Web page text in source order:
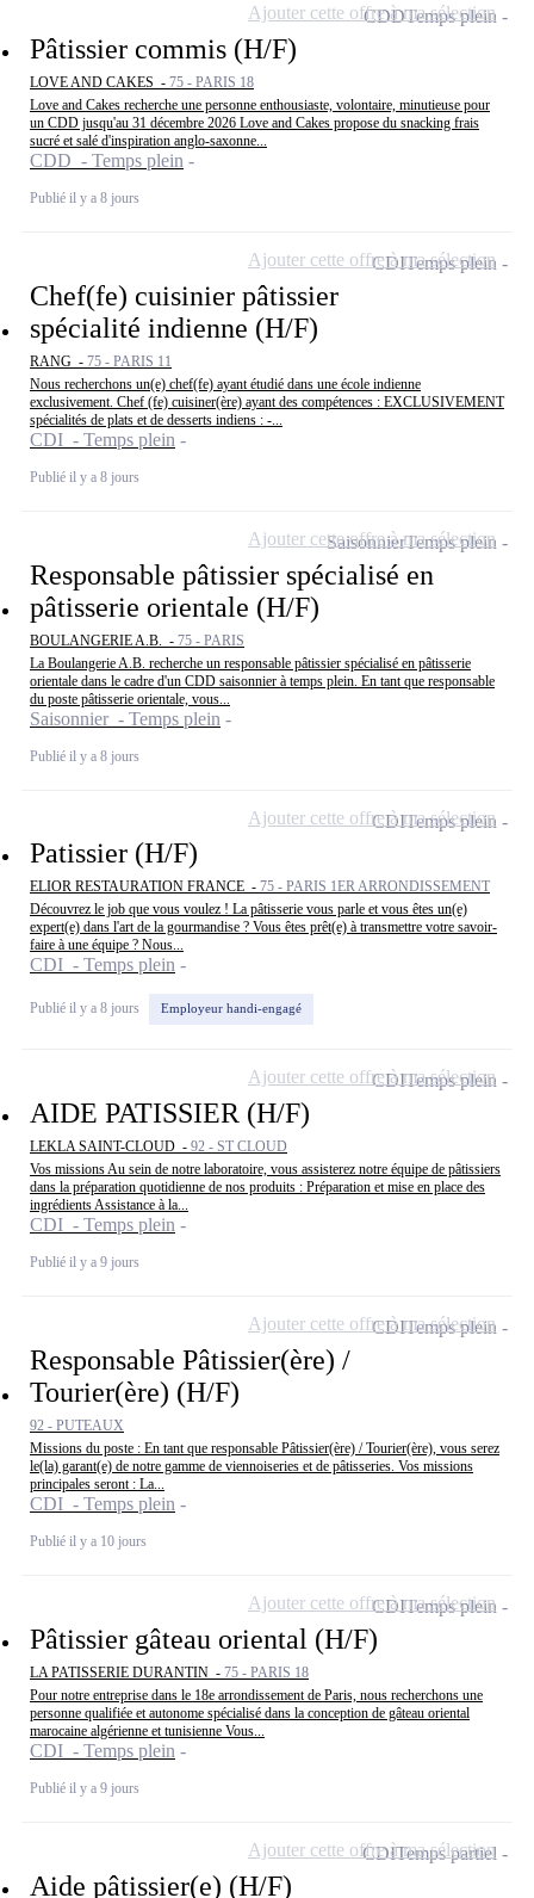
Pâtissier commis (H/F)
LOVE AND CAKES - 75 - PARIS 18
Love and Cakes recherche une personne enthousiaste, volontaire, minutieuse pour
un CDD jusqu'au 31 décembre 2026 Love and Cakes propose du snacking frais
sucré et salé d'inspiration anglo-saxonne...
CDD - Temps plein
Publié il y a 8 jours
CDDTemps plein
Ajouter cette offre à ma sélection
Chef(fe) cuisinier pâtissier
spécialité indienne (H/F)
RANG - 75 - PARIS 11
Nous recherchons un(e) chef(fe) ayant étudié dans une école indienne
exclusivement. Chef (fe) cuisiner(ère) ayant des compétences : EXCLUSIVEMENT
spécialités de plats et de desserts indiens : -...
CDI - Temps plein
Publié il y a 8 jours
CDITemps plein
Ajouter cette offre à ma sélection
Responsable pâtissier spécialisé en
pâtisserie orientale (H/F)
BOULANGERIE A.B. - 75 - PARIS
La Boulangerie A.B. recherche un responsable pâtissier spécialisé en pâtisserie
orientale dans le cadre d'un CDD saisonnier à temps plein. En tant que responsable
du poste pâtisserie orientale, vous...
Saisonnier - Temps plein
Publié il y a 8 jours
SaisonnierTemps plein
Ajouter cette offre à ma sélection
Patissier (H/F)
ELIOR RESTAURATION FRANCE - 75 - PARIS 1ER ARRONDISSEMENT
Découvrez le job que vous voulez ! La pâtisserie vous parle et vous êtes un(e)
expert(e) dans l'art de la gourmandise ? Vous êtes prêt(e) à transmettre votre savoir-
faire à une équipe ? Nous...
CDI - Temps plein
Publié il y a 8 jours Employeur handi-engagé
CDITemps plein
Ajouter cette offre à ma sélection
AIDE PATISSIER (H/F)
LEKLA SAINT-CLOUD - 92 - ST CLOUD
Vos missions Au sein de notre laboratoire, vous assisterez notre équipe de pâtissiers
dans la préparation quotidienne de nos produits : Préparation et mise en place des
ingrédients Assistance à la...
CDI - Temps plein
Publié il y a 9 jours
CDITemps plein
Ajouter cette offre à ma sélection
Responsable Pâtissier(ère) /
Tourier(ère) (H/F)
92 - PUTEAUX
Missions du poste : En tant que responsable Pâtissier(ère) / Tourier(ère), vous serez
le(la) garant(e) de notre gamme de viennoiseries et de pâtisseries. Vos missions
principales seront : La...
CDI - Temps plein
Publié il y a 10 jours
CDITemps plein
Ajouter cette offre à ma sélection
Pâtissier gâteau oriental (H/F)
LA PATISSERIE DURANTIN - 75 - PARIS 18
Pour notre entreprise dans le 18e arrondissement de Paris, nous recherchons une
personne qualifiée et autonome spécialisé dans la conception de gâteau oriental
marocaine algérienne et tunisienne Vous...
CDI - Temps plein
Publié il y a 9 jours
CDITemps plein
Ajouter cette offre à ma sélection
Aide pâtissier(e) (H/F)
CDITemps partiel
Ajouter cette offre à ma sélection